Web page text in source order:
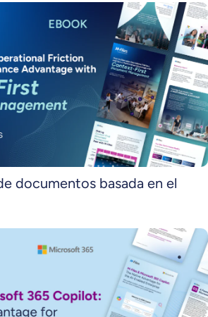
documentos basada en el